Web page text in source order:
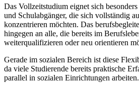
Das Vollzeitstudium eignet sich
und Schulabgänger, die sich vollständig
konzentrieren möchten. Das
hingegen an alle, die bereits im
weiterqualifizieren oder neu orientieren
Gerade im sozialen Bereich ist diese
da viele Studierende bereits praktische
parallel in sozialen Einrichtungen arbeiten.